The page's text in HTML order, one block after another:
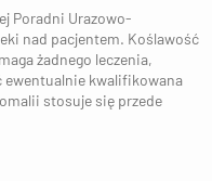
Poradni Urazowo-
nad pacjentem. Koślawość
żadnego leczenia,
ewentualnie kwalifikowana
stosuje się przede